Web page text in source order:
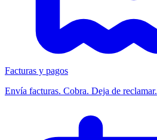
Facturas y pagos
Envía facturas. Cobra. Deja de reclamar.